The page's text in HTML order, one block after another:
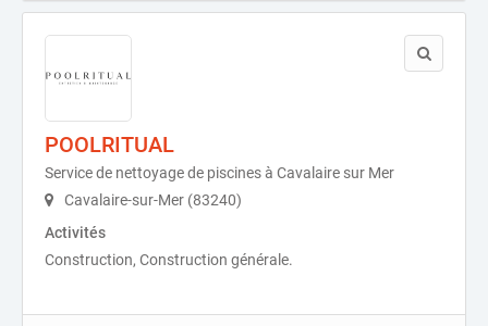
POOLRITUAL
Service de nettoyage de piscines à Cavalaire sur Mer
Cavalaire-sur-Mer (83240)
Activités
Construction, Construction générale.